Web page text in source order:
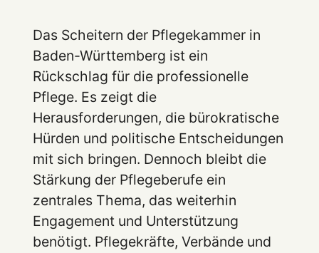
Das Scheitern der Pflegekammer in
Baden-Württemberg ist ein
Rückschlag für die professionelle
Pflege. Es zeigt die
Herausforderungen, die bürokratische
Hürden und politische Entscheidungen
mit sich bringen. Dennoch bleibt die
Stärkung der Pflegeberufe ein
zentrales Thema, das weiterhin
Engagement und Unterstützung
benötigt. Pflegekräfte, Verbände und